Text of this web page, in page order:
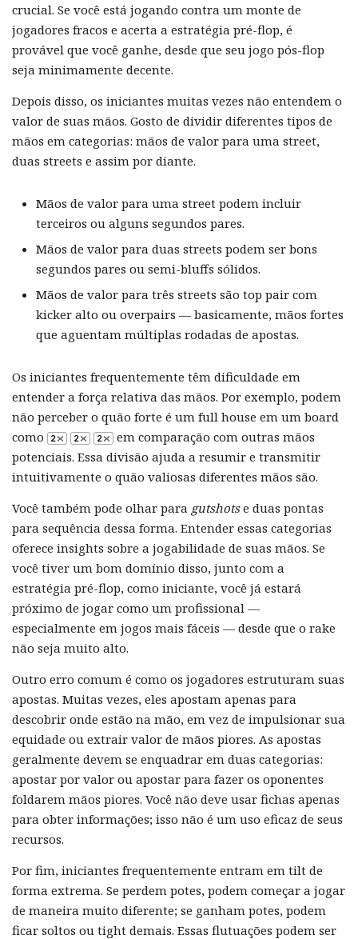
crucial. Se você está jogando contra um monte de
jogadores fracos e acerta a estratégia pré-flop, é
provável que você ganhe, desde que seu jogo pós-flop
seja minimamente decente.
Depois disso, os iniciantes muitas vezes não entendem o
valor de suas mãos. Gosto de dividir diferentes tipos de
mãos em categorias: mãos de valor para uma street,
duas streets e assim por diante.
Mãos de valor para uma street podem incluir
terceiros ou alguns segundos pares.
Mãos de valor para duas streets podem ser bons
segundos pares ou semi-bluffs sólidos.
Mãos de valor para três streets são top pair com
kicker alto ou overpairs — basicamente, mãos fortes
que aguentam múltiplas rodadas de apostas.
Os iniciantes frequentemente têm dificuldade em
entender a força relativa das mãos. Por exemplo, podem
não perceber o quão forte é um full house em um board
como
em comparação com outras mãos
potenciais. Essa divisão ajuda a resumir e transmitir
intuitivamente o quão valiosas diferentes mãos são.
Você também pode olhar para gutshotse duas pontas
para sequência dessa forma. Entender essas categorias
oferece insights sobre a jogabilidade de suas mãos. Se
você tiver um bom domínio disso, junto com a
estratégia pré-flop, como iniciante, você já estará
próximo de jogar como um profissional —
especialmente em jogos mais fáceis — desde que o rake
não seja muito alto.
Outro erro comum é como os jogadores estruturam suas
apostas. Muitas vezes, eles apostam apenas para
descobrir onde estão na mão, em vez de impulsionar sua
equidade ou extrair valor de mãos piores. As apostas
geralmente devem se enquadrar em duas categorias:
apostar por valor ou apostar para fazer os oponentes
foldarem mãos piores. Você não deve usar fichas apenas
para obter informações; isso não é um uso eficaz de seus
recursos.
Por fim, iniciantes frequentemente entram em tilt de
forma extrema. Se perdem potes, podem começar a jogar
de maneira muito diferente; se ganham potes, podem
ficar soltos ou tight demais. Essas flutuações podem ser